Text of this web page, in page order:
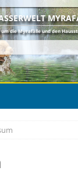
die Myrafälle und den